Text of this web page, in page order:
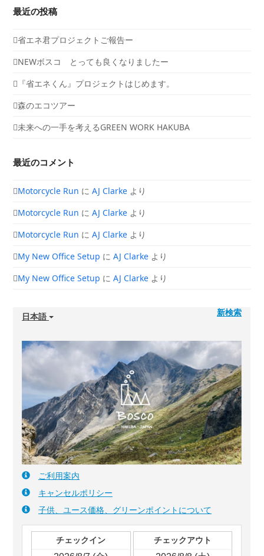
最近の投稿
省エネ君プロジェクトご報告ー
NEWボスコ とっても良くなりましたー
『省エネくん』プロジェクトはじめます。
森のエコツアー
未来への一手を考えるGREEN WORK HAKUBA
最近のコメント
Motorcycle Run にAJ Clarke より
Motorcycle Run にAJ Clarke より
Motorcycle Run にAJ Clarke より
My New Office Setup にAJ Clarke より
My New Office Setup にAJ Clarke より